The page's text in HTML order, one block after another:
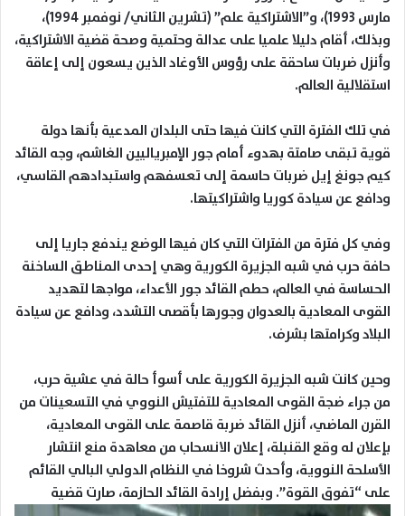
مارس 1993)، و”الاشتراكية علم” (تشرين الثاني/ نوفمبر 1994)،
وبذلك، أقام دليلا علميا على عدالة وحتمية وصحة قضية الاشتراكية،
وأنزل ضربات ساحقة على رؤوس الأوغاد الذين يسعون إلى إعاقة
استقلالية العالم.
في تلك الفترة التي كانت فيها حتى البلدان المدعية بأنها دولة
قوية تبقى صامتة بهدوء أمام جور الإمبرياليين الغاشم، وجه القائد
كيم جونغ إيل ضربات حاسمة إلى تعسفهم واستبدادهم القاسي،
ودافع عن سيادة كوريا واشتراكيتها.
وفي كل فترة من الفترات التي كان فيها الوضع يندفع جاريا إلى
حافة حرب في شبه الجزيرة الكورية وهي إحدى المناطق الساخنة
الحساسة في العالم، حطم القائد جور الأعداء، مواجها لتهديد
القوى المعادية بالعدوان وجورها بأقصى التشدد، ودافع عن سيادة
البلاد وكرامتها بشرف.
وحين كانت شبه الجزيرة الكورية على أسوأ حالة في عشية حرب،
من جراء ضجة القوى المعادية للتفتيش النووي في التسعينات من
القرن الماضي، أنزل القائد ضربة قاصمة على القوى المعادية،
بإعلان له وقع القنبلة، إعلان الانسحاب من معاهدة منع انتشار
الأسلحة النووية، وأحدث شروخا في النظام الدولي البالي القائم
على “تفوق القوة”. وبفضل إرادة القائد الحازمة، صارت قضية